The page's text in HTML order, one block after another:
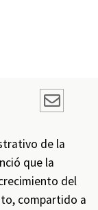
de la
que la
del
compartido a